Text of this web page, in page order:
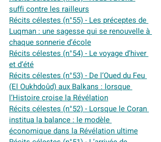
suffi contre les railleurs
Récits célestes (n°55) - Les préceptes de
Luqman : une sagesse qui se renouvelle à
chaque sonnerie d’école
Récits célestes (n°54) - Le voyage d’hiver
et d’été
Récits célestes (n°53) - De l’Oued du Feu
(El Oukhdoûd) aux Balkans : lorsque
l’Histoire croise la Révélation
Récits célestes (n°52) - Lorsque le Coran
institua la balance : le modèle
économique dans la Révélation ultime